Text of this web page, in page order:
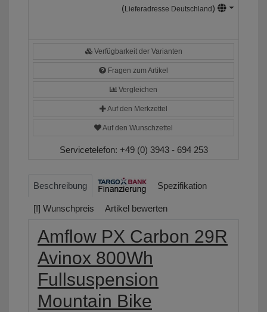
(Lieferadresse Deutschland)
Verfügbarkeit der Varianten
Fragen zum Artikel
Vergleichen
Auf den Merkzettel
Auf den Wunschzettel
Servicetelefon: +49 (0) 3943 - 694 253
Beschreibung Spezifikation
[!] Wunschpreis Artikel bewerten
Amflow PX Carbon 29R
Avinox 800Wh
Fullsuspension
Mountain Bike